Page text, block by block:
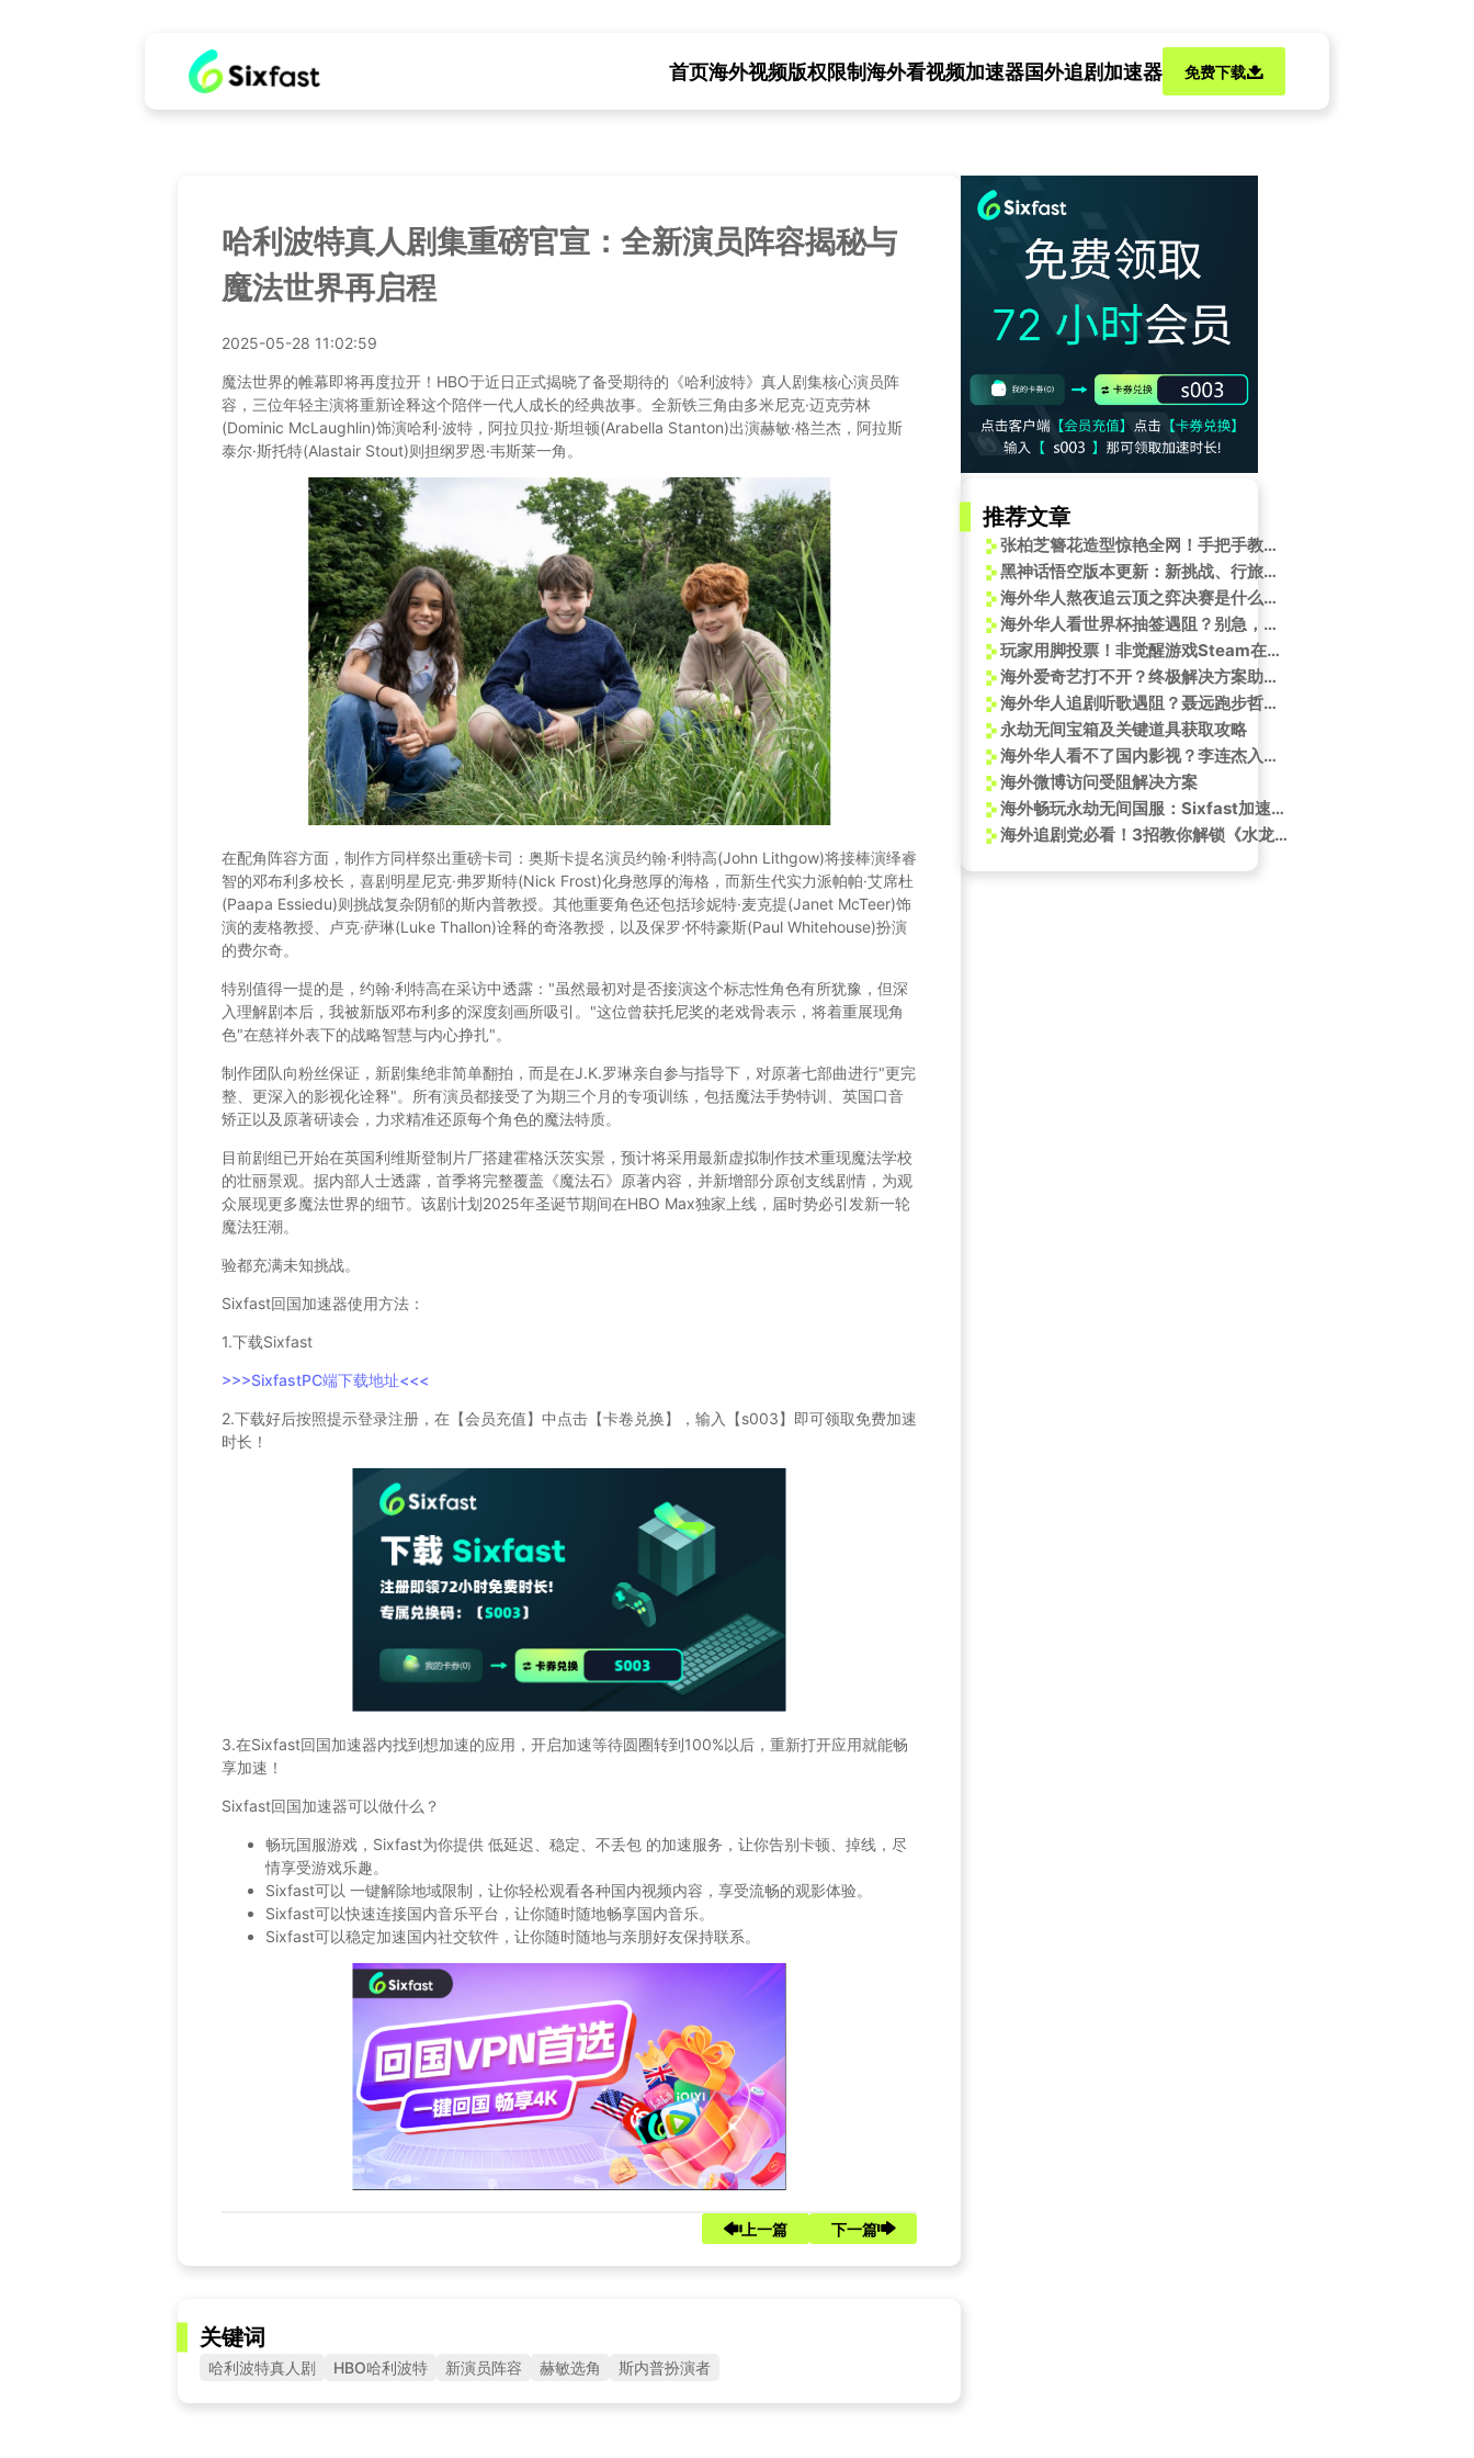
首页海外视频版权限制海外看视频加速器国外追剧加速器 免费下载
哈利波特真人剧集重磅官宣：全新演员阵容揭秘与
魔法世界再启程
2025-05-28 11:02:59
魔法世界的帷幕即将再度拉开！HBO于近日正式揭晓了备受期待的《哈利波特》真人剧集核心演员阵
容，三位年轻主演将重新诠释这个陪伴一代人成长的经典故事。全新铁三角由多米尼克·迈克劳林
(Dominic McLaughlin)饰演哈利·波特，阿拉贝拉·斯坦顿(Arabella Stanton)出演赫敏·格兰杰，阿拉斯
泰尔·斯托特(Alastair Stout)则担纲罗恩·韦斯莱一角。
在配角阵容方面，制作方同样祭出重磅卡司：奥斯卡提名演员约翰·利特高(John Lithgow)将接棒演绎睿
智的邓布利多校长，喜剧明星尼克·弗罗斯特(Nick Frost)化身憨厚的海格，而新生代实力派帕帕·艾席杜
(Paapa Essiedu)则挑战复杂阴郁的斯内普教授。其他重要角色还包括珍妮特·麦克提(Janet McTeer)饰
演的麦格教授、卢克·萨琳(Luke Thallon)诠释的奇洛教授，以及保罗·怀特豪斯(Paul Whitehouse)扮演
的费尔奇。
特别值得一提的是，约翰·利特高在采访中透露："虽然最初对是否接演这个标志性角色有所犹豫，但深
入理解剧本后，我被新版邓布利多的深度刻画所吸引。"这位曾获托尼奖的老戏骨表示，将着重展现角
色"在慈祥外表下的战略智慧与内心挣扎"。
制作团队向粉丝保证，新剧集绝非简单翻拍，而是在J.K.罗琳亲自参与指导下，对原著七部曲进行"更完
整、更深入的影视化诠释"。所有演员都接受了为期三个月的专项训练，包括魔法手势特训、英国口音
矫正以及原著研读会，力求精准还原每个角色的魔法特质。
目前剧组已开始在英国利维斯登制片厂搭建霍格沃茨实景，预计将采用最新虚拟制作技术重现魔法学校
的壮丽景观。据内部人士透露，首季将完整覆盖《魔法石》原著内容，并新增部分原创支线剧情，为观
众展现更多魔法世界的细节。该剧计划2025年圣诞节期间在HBO Max独家上线，届时势必引发新一轮
魔法狂潮。
验都充满未知挑战。
Sixfast回国加速器使用方法：
1.下载Sixfast
>>>SixfastPC端下载地址<<<
2.下载好后按照提示登录注册，在【会员充值】中点击【卡卷兑换】，输入【s003】即可领取免费加速
时长！
3.在Sixfast回国加速器内找到想加速的应用，开启加速等待圆圈转到100%以后，重新打开应用就能畅
享加速！
Sixfast回国加速器可以做什么？
畅玩国服游戏，Sixfast为你提供 低延迟、稳定、不丢包 的加速服务，让你告别卡顿、掉线，尽
情享受游戏乐趣。
Sixfast可以 一键解除地域限制，让你轻松观看各种国内视频内容，享受流畅的观影体验。
Sixfast可以快速连接国内音乐平台，让你随时随地畅享国内音乐。
Sixfast可以稳定加速国内社交软件，让你随时随地与亲朋好友保持联系。
上一篇 下一篇
关键词
哈利波特真人剧 HBO哈利波特 新演员阵容 赫敏选角 斯内普扮演者
推荐文章
张柏芝簪花造型惊艳全网！手把手教你get同款非遗美学
黑神话悟空版本更新：新挑战、行旅图、春节彩金套装等内容上线！
海外华人熬夜追云顶之弈决赛是什么体验？我连刷三天直播卡成PPT才懂
海外华人看世界杯抽签遇阻？别急，这份“上上签”攻略请收好！
玩家用脚投票！非觉醒游戏Steam在线人数碾压DEI游戏
海外爱奇艺打不开？终极解决方案助你畅享精彩内容！
海外华人追剧听歌遇阻？聂远跑步哲学教你突破地区限制的持久战
永劫无间宝箱及关键道具获取攻略
海外华人看不了国内影视？李连杰入驻快手背后的‘解限’秘密
海外微博访问受阻解决方案
海外畅玩永劫无间国服：Sixfast加速器助你突破网络限制
海外追剧党必看！3招教你解锁《水龙吟》等国内热播剧，告别卡顿烦恼